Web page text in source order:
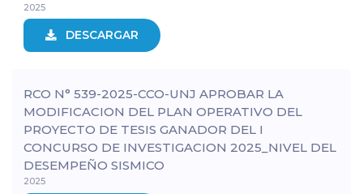
2025
DESCARGAR
RCO N° 539-2025-CCO-UNJ APROBAR LA
MODIFICACION DEL PLAN OPERATIVO DEL
PROYECTO DE TESIS GANADOR DEL I
CONCURSO DE INVESTIGACION 2025_NIVEL DEL
DESEMPEÑO SISMICO
2025